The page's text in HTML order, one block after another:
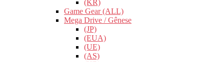
(KR)
Game Gear (ALL)
Mega Drive / Gênese
(JP)
(EUA)
(UE)
(AS)